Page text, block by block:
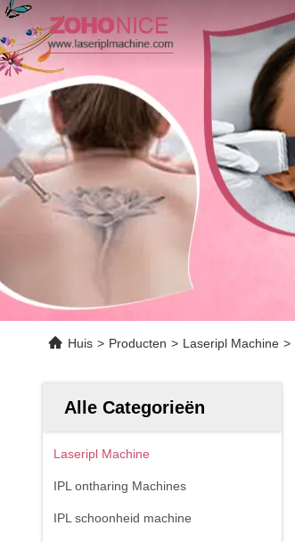
Huis > Producten > Laseripl Machine >
Alle Categorieën
Laseripl Machine
IPL ontharing Machines
IPL schoonheid machine